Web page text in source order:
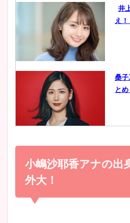
鈴
ヤ
豊
と
宇賀
井
え
桑子
と
小
め！
小嶋沙耶香アナの出
外大！